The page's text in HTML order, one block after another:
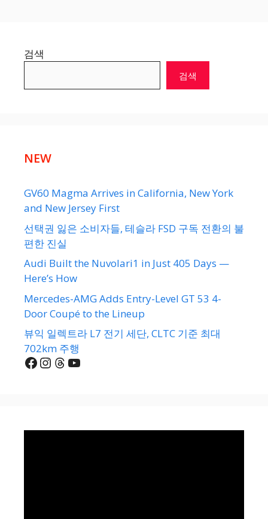
검색
검색
NEW
GV60 Magma Arrives in California, New York
and New Jersey First
선택권 잃은 소비자들, 테슬라 FSD 구독 전환의 불
편한 진실
Audi Built the Nuvolari1 in Just 405 Days —
Here’s How
Mercedes-AMG Adds Entry-Level GT 53 4-
Door Coupé to the Lineup
뷰익 일렉트라 L7 전기 세단, CLTC 기준 최대
702km 주행
Facebook
Instagram
Threads
YouTube